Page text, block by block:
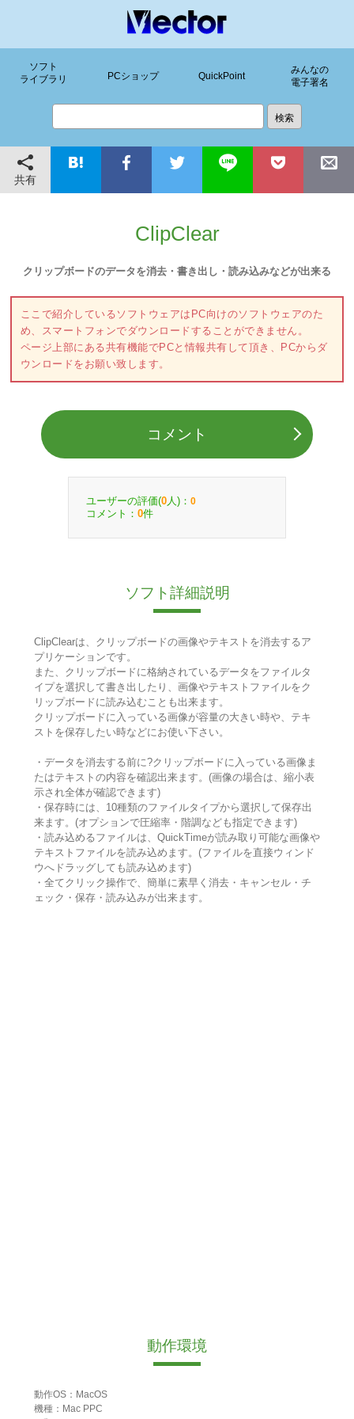
ソフト
ライブラリ
PCショップ QuickPoint
みんなの
電子署名
共有
ClipClear
クリップボードのデータを消去・書き出し・読み込みなどが出来る
ここで紹介しているソフトウェアはPC向けのソフトウェアのた
め、スマートフォンでダウンロードすることができません。
ページ上部にある共有機能でPCと情報共有して頂き、PCからダ
ウンロードをお願い致します。
コメント
ユーザーの評価(0 人)： 0
コメント： 0件
ソフト詳細説明
ClipClearは、クリップボードの画像やテキストを消去するア
プリケーションです。
また、クリップボードに格納されているデータをファイルタ
イプを選択して書き出したり、画像やテキストファイルをク
リップボードに読み込むことも出来ます。
クリップボードに入っている画像が容量の大きい時や、テキ
ストを保存したい時などにお使い下さい。
・データを消去する前に?クリップボードに入っている画像ま
たはテキストの内容を確認出来ます。(画像の場合は、縮小表
示され全体が確認できます)
・保存時には、10種類のファイルタイプから選択して保存出
来ます。(オプションで圧縮率・階調なども指定できます)
・読み込めるファイルは、QuickTimeが読み取り可能な画像や
テキストファイルを読み込めます。(ファイルを直接ウィンド
ウへドラッグしても読み込めます)
・全てクリック操作で、簡単に素早く消去・キャンセル・チ
ェック・保存・読み込みが出来ます。
動作環境
動作OS：MacOS
機種：Mac PPC